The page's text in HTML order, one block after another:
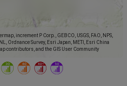
increment P Corp., GEBCO, USGS, FAO, NPS,
Ordnance Survey, Esri Japan, METI, Esri China
contributors, and the GIS User Community